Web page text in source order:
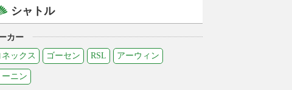
シャトル
カー
ネックス
ゴーセン RSL アーウィン
ーニン